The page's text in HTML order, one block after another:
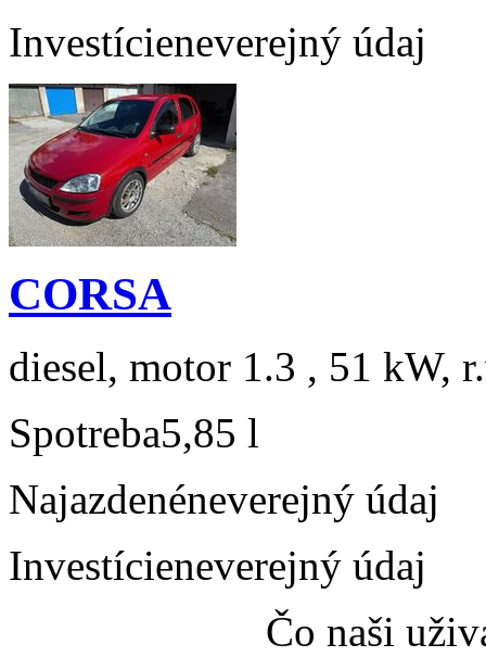
Investícieneverejný údaj
CORSA
diesel, motor 1.3 , 51 kW,
Spotreba5,85 l
Najazdenéneverejný údaj
Investícieneverejný údaj
Čo naši